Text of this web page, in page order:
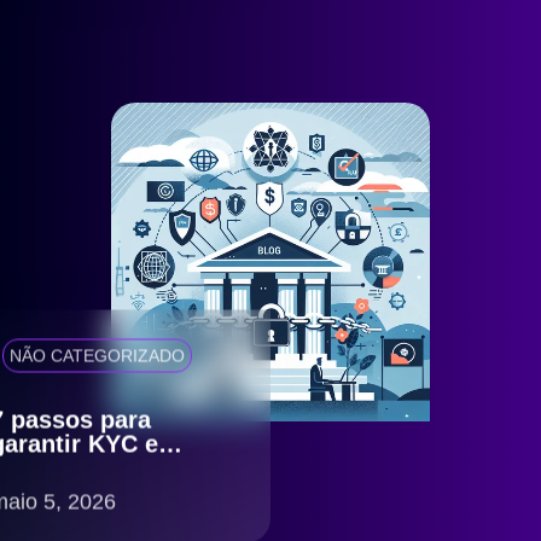
NÃO CATEGORIZADO
passos para
KYC e
compliance
no Brasil
5, 2026